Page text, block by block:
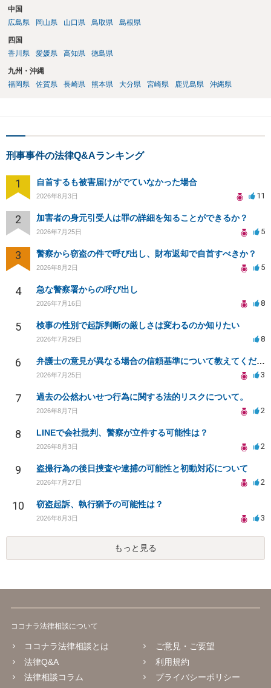
中国
広島県
岡山県 山口県 鳥取県 島根県
四国
香川県
愛媛県 高知県 徳島県
九州・沖縄
福岡県
佐賀県 長崎県 熊本県 大分県 宮崎県 鹿児島県 沖縄県
刑事事件の法律Q&Aランキング
1 自首するも被害届けがでていなかった場合
2026年8月3日 11
2 加害者の身元引受人は罪の詳細を知ることができるか？
2026年7月25日 5
3 警察から窃盗の件で呼び出し、財布返却で自首すべきか？
2026年8月2日 5
4 急な警察署からの呼び出し
2026年7月16日 8
5 検事の性別で起訴判断の厳しさは変わるのか知りたい
2026年7月29日 8
6 弁護士の意見が異なる場合の信頼基準について教えてください
2026年7月25日 3
7 過去の公然わいせつ行為に関する法的リスクについて。
2026年8月7日 2
8 LINEで会社批判、警察が立件する可能性は？
2026年8月3日 2
9 盗撮行為の後日捜査や逮捕の可能性と初動対応について
2026年7月27日 2
10 窃盗起訴、執行猶予の可能性は？
2026年8月3日 3
もっと見る
ココナラ法律相談について
ココナラ法律相談とは
法律Q&A
法律相談コラム
ご意見・ご要望
利用規約
プライバシーポリシー